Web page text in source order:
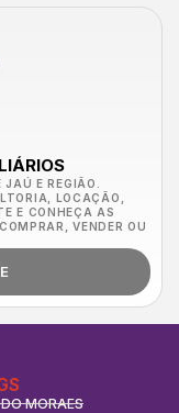
E REGIÃO.
LOCAÇÃO,
E CONHEÇA AS
VENDER OU
MORAES